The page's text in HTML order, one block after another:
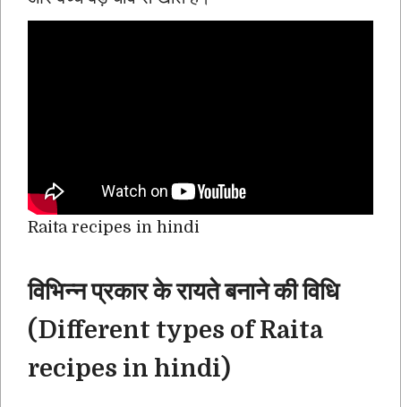
Raita recipes in hindi
विभिन्न प्रकार के रायते बनाने की विधि
(Different types of Raita
recipes in hindi)